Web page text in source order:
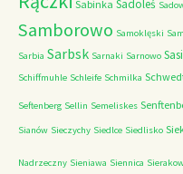
Sabinka Sadoleś
Samborowo Samoklęski
Sarbia Sarbsk Sarnaki Sarnowo
Schiffmuhle Schleife Schmilka
Seftenberg Sellin Semeliskes
Sianów Sieczychy Siedlce Siedlisko
Nadrzeczny Sieniawa Siennica